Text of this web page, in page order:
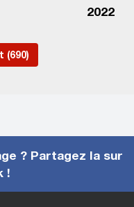
2022
(690)
? Partagez la sur
!